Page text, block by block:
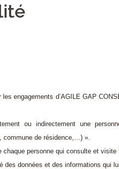
engagements d’AGILE GAP
ou indirectement une
commune de résidence,…) ».
personne qui consulte et
des données et des informations qui